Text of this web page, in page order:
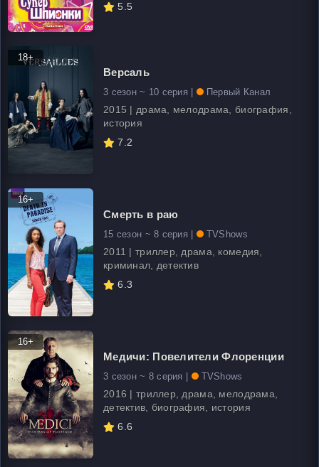
5.5
18+
Версаль
3 сезон ~ 10 серия | Первый Канал
2015 | драма, мелодрама, биография,
история
7.2
16+
Смерть в раю
15 сезон ~ 8 серия | TVShows
2011 | триллер, драма, комедия,
криминал, детектив
6.3
16+
Медичи: Повелители Флоренции
3 сезон ~ 8 серия | TVShows
2016 | триллер, драма, мелодрама,
детектив, биография, история
6.6